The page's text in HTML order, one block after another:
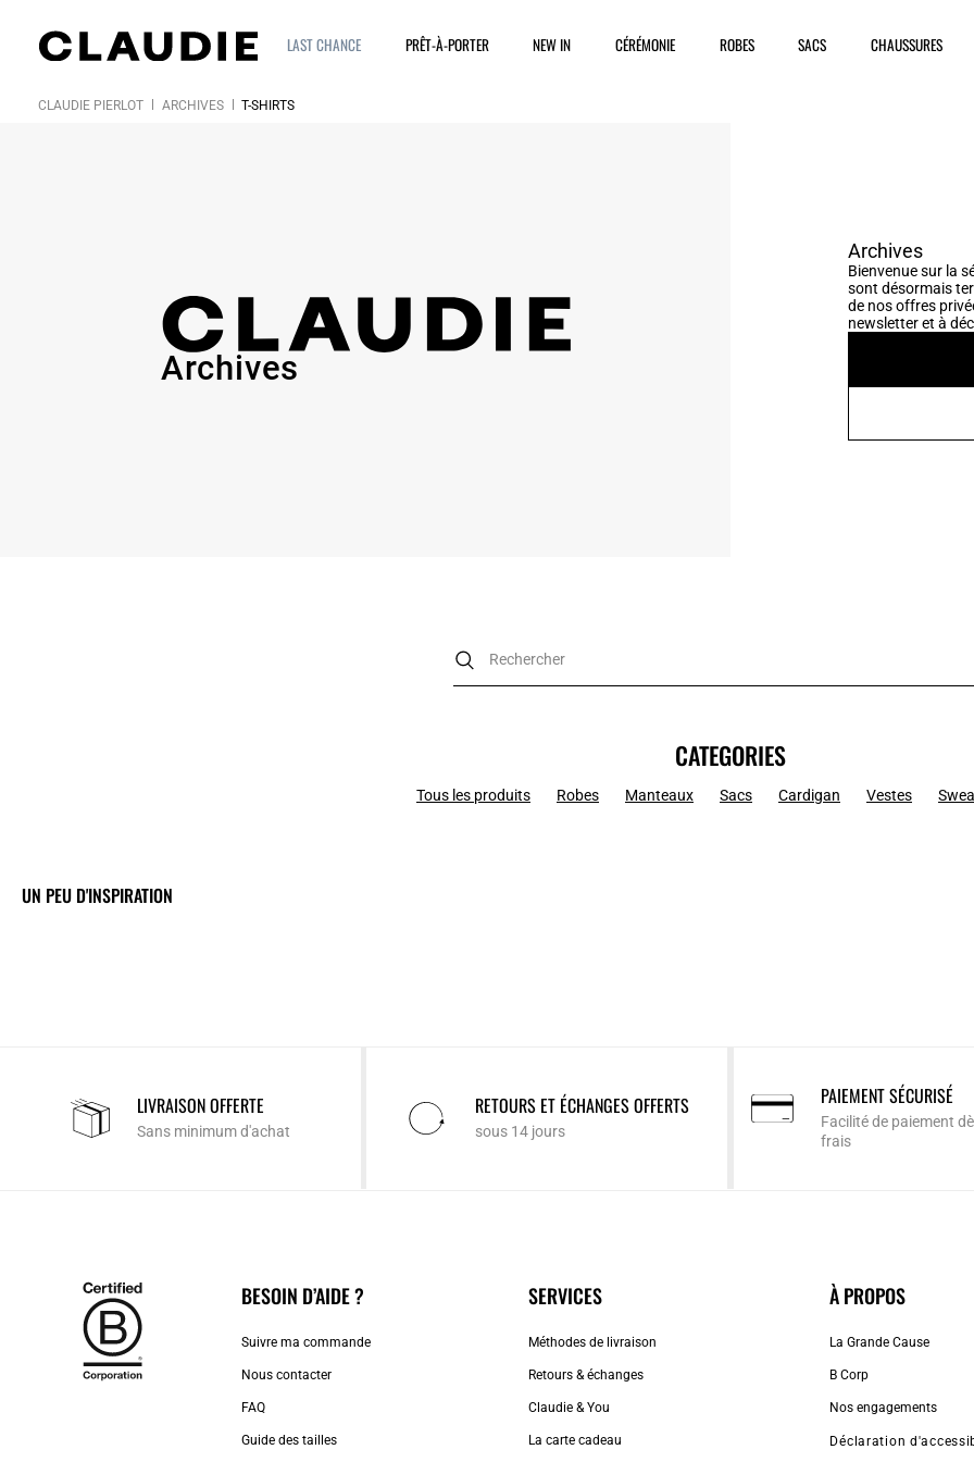
LAST CHANCE PRÊT-À-PORTER NEW IN CÉRÉMONIE ROBES SACS CHAUSSURES
CLAUDIE PIERLOT ARCHIVES T-SHIRTS
Archives
Archives
Bienvenue sur la
sont désormais
de nos offres
newsletter et à
CATEGORIES
Tous les produits Robes Manteaux Sacs Cardigan Vestes
UN PEU D'INSPIRATION
LIVRAISON OFFERTE
Sans minimum d'achat
RETOURS ET ÉCHANGES OFFERTS
sous 14 jours
PAIEMENT SÉCURISÉ
Facilité de paiement
frais
BESOIN D’AIDE ?
Suivre ma commande
Nous contacter
FAQ
Guide des tailles
SERVICES
Méthodes de livraison
Retours & échanges
Claudie & You
La carte cadeau
À PROPOS
La Grande Cause
B Corp
Nos engagements
Déclaration